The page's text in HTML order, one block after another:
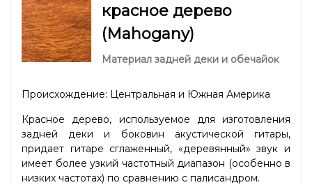
красное дерево
(Mahogany)
Материал задней деки и обечайок
Происхождение: Центральная и Южная Америка
Красное дерево, используемое для изготовления
задней деки и боковин акустической гитары,
придает гитаре сглаженный, «деревянный» звук и
имеет более узкий частотный диапазон (особенно в
низких частотах) по сравнению с палисандром.